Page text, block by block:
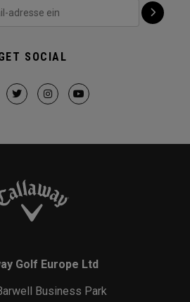
SOCIAL
Golf Europe Ltd
Business Park